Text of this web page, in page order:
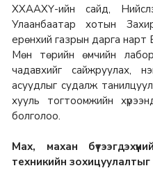
ХХААХҮ-ийн сайд,
Улаанбаатар хотын
ерөнхий газрын дарга нарт
Мөн төрийн өмчийн
чадавхийг сайжруулах,
асуудлыг судалж
хууль тогтоомжийн
болголоо.
Мах, махан
техникийн